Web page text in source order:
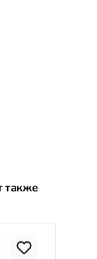
также